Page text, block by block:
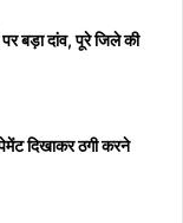
बड़ा दांव, पूरे जिले की
दिखाकर ठगी करने